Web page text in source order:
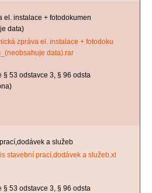
el. instalace + fotodokumen
data)
zpráva el. instalace + fotodoku
data).rar
53 odstavce 3, § 96 odsta
a služeb
stavební prací,dodávek a služeb.xl
53 odstavce 3, § 96 odsta